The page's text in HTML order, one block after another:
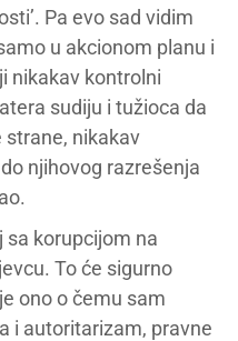
Pa evo sad vidim
u akcionom planu i
nikakav kontrolni
sudiju i tužioca da
strane, nikakav
njihovog razrešenja
sa korupcijom na
To će sigurno
ono o čemu sam
i autoritarizam, pravne